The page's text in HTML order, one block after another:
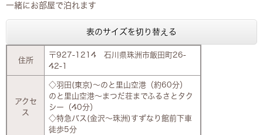
一緒にお部屋で泊れます
表のサイズを切り替える
住所
〒927-1214 石川県珠洲市飯田町26-
42-1
アクセ
ス
◇羽田(東京)～のと里山空港（約60分）
のと里山空港～まつだ荘までふるさとタク
シー（40分）
◇特急バス(金沢～珠洲)すずなり館前下車
徒歩5分